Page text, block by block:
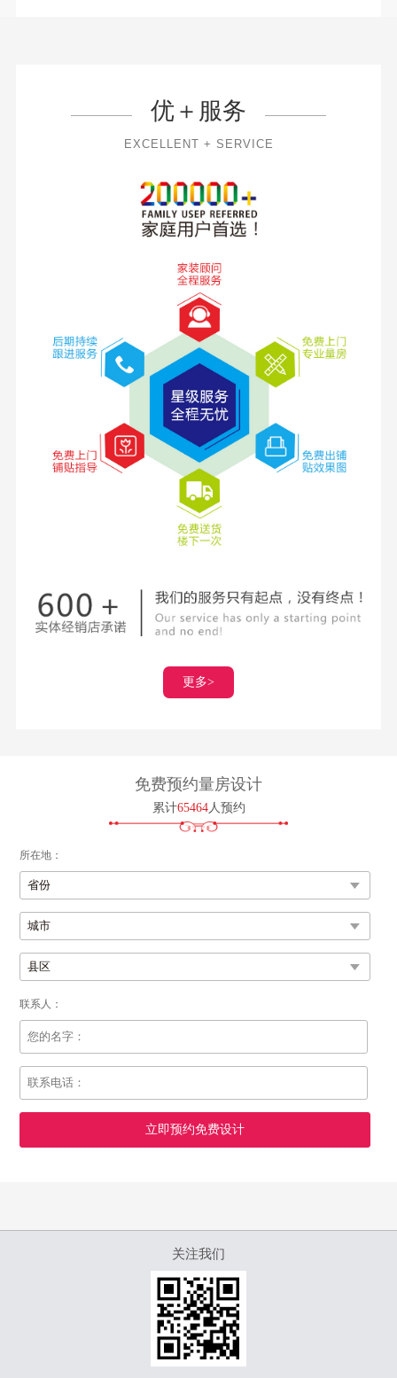
静态摩擦系数达0.7，防滑等级达R11级，倾斜角度达30度，防
滑度有效提升3倍！同时，突破亮面砖防滑技术壁垒，砖面光泽
度达98度，更亮更防滑！
优＋服务
EXCELLENT + SERVICE
更多>
免费预约量房设计
累计65464人预约
所在地：
联系人：
关注我们